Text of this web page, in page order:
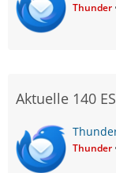
Thunder
Aktuelle 140
Thunder